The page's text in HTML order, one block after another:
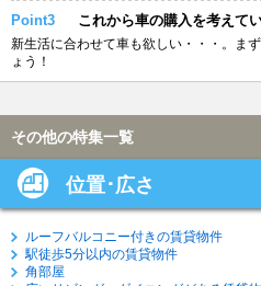
Point3 これから車の購入を考えて
新生活に合わせて車も欲しい・・・。ま
ょう！
その他の特集一覧
位置･広さ
ルーフバルコニー付きの賃貸物件
駅徒歩5分以内の賃貸物件
角部屋